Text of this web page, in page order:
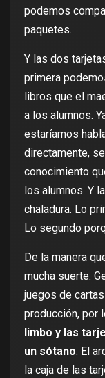
podemos
paquetes.
Y las dos
primera
libros que el
a los alumnos.
estaríamos
directamente,
conocimiento
los alumnos. Y
chaladura. Lo
Lo segundo
De la manera
mucha suerte.
juegos de
producción, por
limbo y las
un sótano. El
la caja de las